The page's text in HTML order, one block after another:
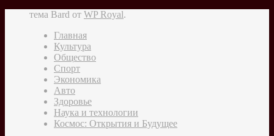
тема Bard от WP Royal.
Главная
Культура
Общество
Спорт
Экономика
Авто
Здоровье
Наука и технологии
Космос: Открытия и Будущее